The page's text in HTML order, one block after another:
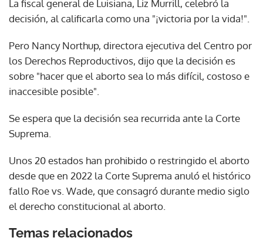
La fiscal general de Luisiana, Liz Murrill, celebró la
decisión, al calificarla como una "¡victoria por la vida!".
Pero Nancy Northup, directora ejecutiva del Centro por
los Derechos Reproductivos, dijo que la decisión es
sobre "hacer que el aborto sea lo más difícil, costoso e
inaccesible posible".
Se espera que la decisión sea recurrida ante la Corte
Suprema.
Unos 20 estados han prohibido o restringido el aborto
desde que en 2022 la Corte Suprema anuló el histórico
fallo Roe vs. Wade, que consagró durante medio siglo
el derecho constitucional al aborto.
Temas relacionados